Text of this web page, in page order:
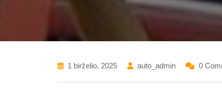
1 birželio, 2025 auto_admin 0